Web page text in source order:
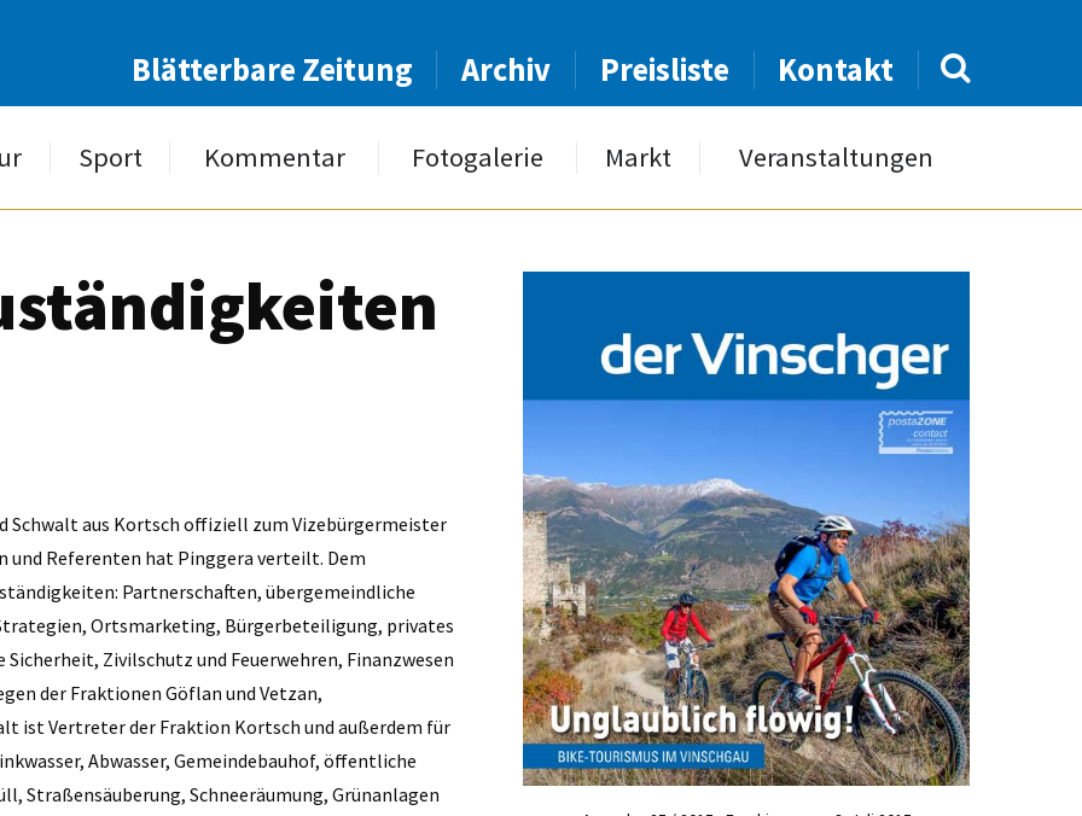
Blätterbare Zeitung Archiv Preisliste Kontakt
Sport Kommentar Fotogalerie Markt Veranstaltungen
aus Kortsch offiziell zum Vizebürgermeister
und Referenten hat Pinggera verteilt. Dem
Partnerschaften, übergemeindliche
Ortsmarketing, Bürgerbeteiligung, privates
Zivilschutz und Feuerwehren, Finanzwesen
der Fraktionen Göflan und Vetzan,
ist Vertreter der Fraktion Kortsch und außerdem für
Abwasser, Gemeindebauhof, öffentliche
Straßensäuberung, Schneeräumung, Grünanlagen